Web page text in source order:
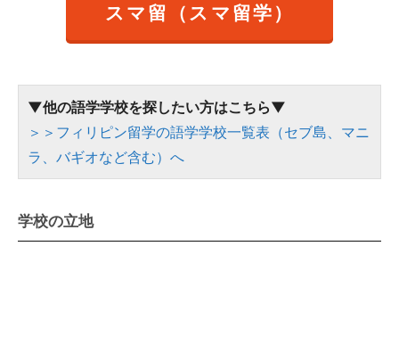
スマ留（スマ留学）
▼他の語学学校を探したい方はこちら▼
＞＞フィリピン留学の語学学校一覧表（セブ島、マニ
ラ、バギオなど含む）へ
学校の立地